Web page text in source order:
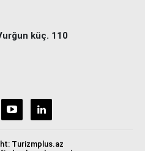
küç. 110
Turizmplus.az